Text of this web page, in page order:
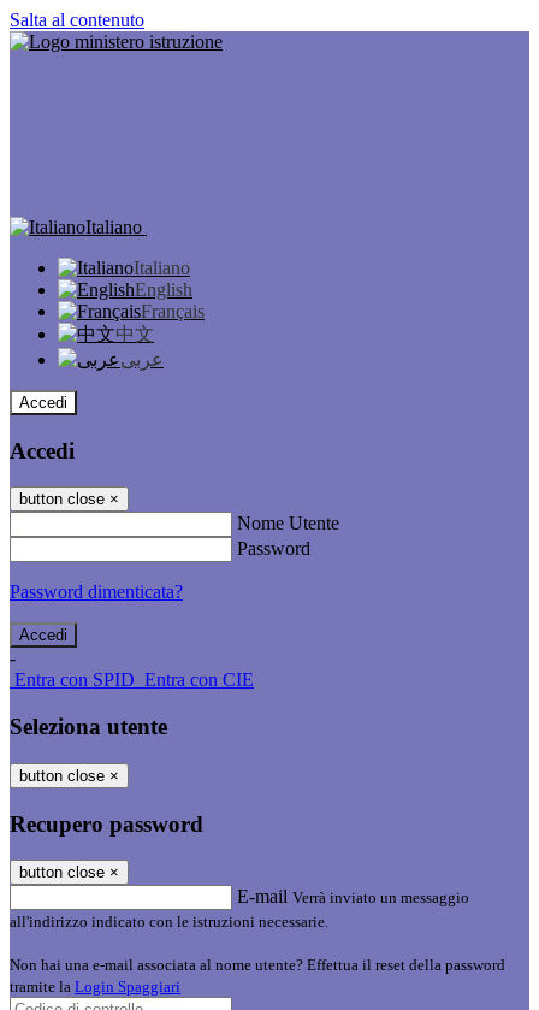
Salta al contenuto
Italiano
Italiano
English
Français
中文
عربى
Accedi
Accedi
button close ×
Nome Utente
Password
Password dimenticata?
-
Entra con SPID Entra con CIE
Seleziona utente
button close ×
Recupero password
button close ×
E-mail Verrà inviato un messaggio
all'indirizzo indicato con le istruzioni necessarie.
Non hai una e-mail associata al nome utente? Effettua il reset della password
tramite la Login Spaggiari